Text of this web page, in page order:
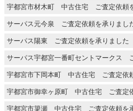
宇都宮市材木町 中古住宅 ご査定依頼
サーパス元今泉 ご査定依頼を承りまし
サーパス陽東 ご査定依頼を承りました
サーパス宇都宮一番町セントマークス
宇都宮市下岡本町 中古住宅 ご査定依
宇都宮市御幸ヶ原町 中古住宅 ご査定
宇都宮市簗瀬 中古住宅 ご査定依頼を